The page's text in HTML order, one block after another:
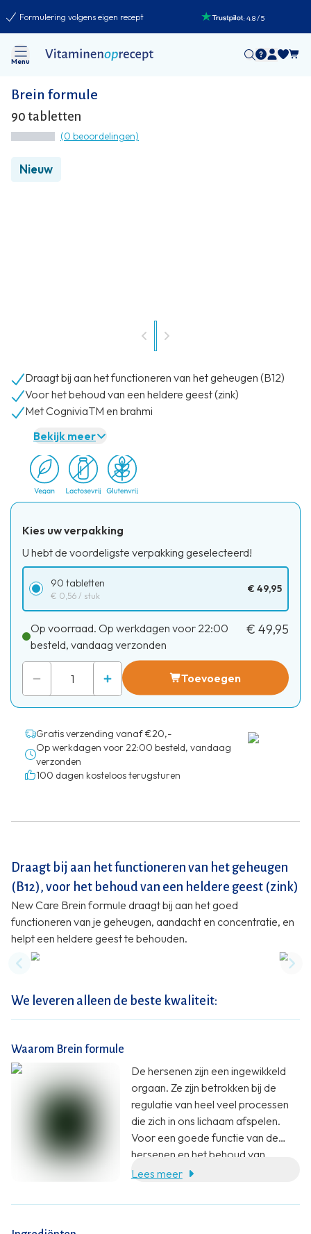
Formulering volgens eigen recept :4.8/5
Menu
Brein formule
90 tabletten
(0 beoordelingen)
Nieuw
Draagt bij aan het functioneren van het geheugen (B12)
Voor het behoud van een heldere geest (zink)
Met CogniviaTM en brahmi
Bekijk meer
Kies uw verpakking
U hebt de voordeligste verpakking geselecteerd!
90 tabletten
€ 0,56 / stuk
€ 49,95
Op voorraad. Op werkdagen voor 22:00
besteld, vandaag verzonden
€ 49,95
Toevoegen
Gratis verzending vanaf €20,-
Op werkdagen voor 22:00 besteld, vandaag
verzonden
100 dagen kosteloos terugsturen
Draagt bij aan het functioneren van het geheugen
(B12), voor het behoud van een heldere geest (zink)
New Care Brein formule draagt bij aan het goed
functioneren van je geheugen, aandacht en concentratie, en
helpt een heldere geest te behouden.
Previous slide
We leveren alleen de beste kwaliteit:
Waarom Brein formule
De hersenen zijn een ingewikkeld
orgaan. Ze zijn betrokken bij de
regulatie van heel veel processen
die zich in ons lichaam afspelen.
Voor een goede functie van de
hersenen en het behoud van
cognitieve functies, ook op hogere
essentieel.
Lees meer